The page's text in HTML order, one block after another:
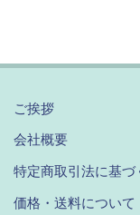
ご挨拶
会社概要
特定商取引法に基づ
価格・送料について